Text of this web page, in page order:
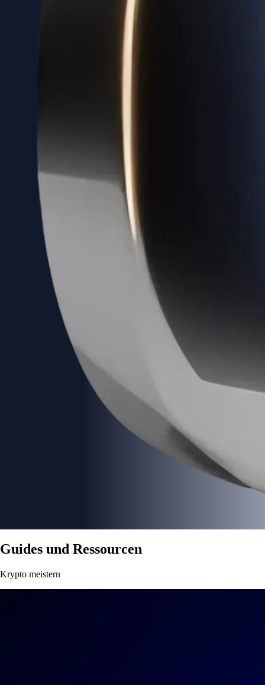
Guides und Ressourcen
Krypto meistern